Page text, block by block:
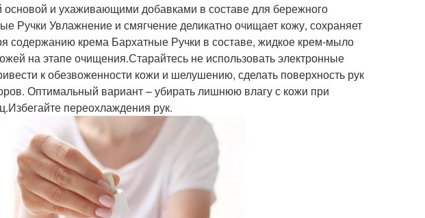
и ухаживающими добавками в составе для бережного
Ручки Увлажнение и смягчение деликатно очищает кожу, сохраняет
содержанию крема Бархатные Ручки в составе, жидкое крем-мыло
на этапе очищения.Старайтесь не использовать электронные
к обезвоженности кожи и шелушению, сделать поверхность рук
Оптимальный вариант – убирать лишнюю влагу с кожи при
переохлаждения рук.